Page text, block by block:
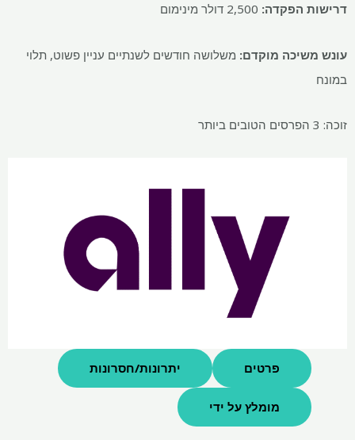
דרישות הפקדה:
עונש משיכה מוקדם: משלושה חודשים לשנתיים עניין פשוט, תלוי
במונח
זוכה: 3 הפרסים הטובים ביותר
פרטים יתרונות/חסרונות
מומלץ על ידי